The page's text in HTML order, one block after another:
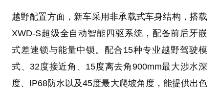
越野配置方面，新车采用非承载式车身结构，搭载
XWD-S超级全自动智能四驱系统，配备前后牙嵌
式差速锁与能量中锁。配合15种专业越野驾驶模
式、32度接近角、15度离去角900mm最大涉水深
度、IP68防水以及45度最大爬坡角度，能提供出色